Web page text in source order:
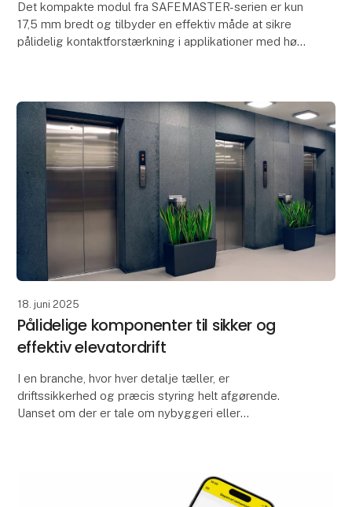
Det kompakte modul fra SAFEMASTER-serien er kun
17,5 mm bredt og tilbyder en effektiv måde at sikre
pålidelig kontaktforstærkning i applikationer med høje
18. juni 2025
Pålidelige komponenter til sikker og
effektiv elevatordrift
I en branche, hvor hver detalje tæller, er
driftssikkerhed og præcis styring helt afgørende.
Uanset om der er tale om nybyggeri eller